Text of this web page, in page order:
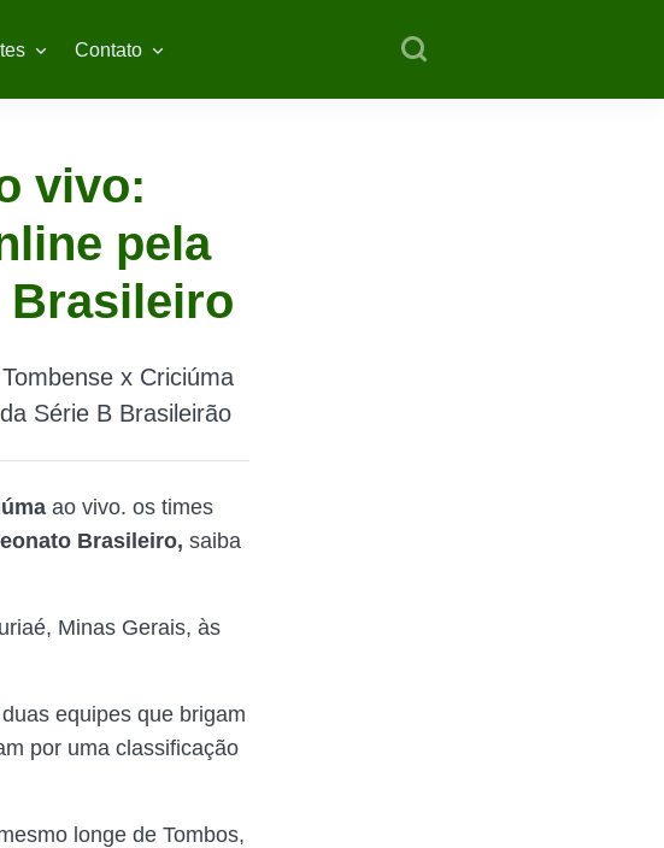
Contato
vivo:
pela
Brasileiro
x Criciúma
Série B Brasileirão
ao vivo. os times
Brasileiro, saiba
Minas Gerais, às
equipes que brigam
por uma classificação
longe de Tombos,